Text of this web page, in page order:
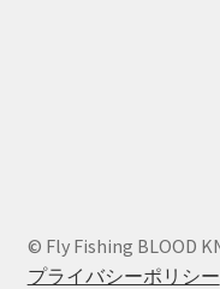
© Fly Fishing BLOOD
プライバシーポリシー